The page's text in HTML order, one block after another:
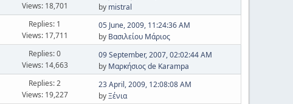
Views: 18,701
by mistral
Replies: 1
Views: 17,711
05 June, 2009, 11:24:36 AM
by Βασιλείου Μάριος
Replies: 0
Views: 14,663
09 September, 2007, 02:02:44 AM
by Μαρκήσιος de Karampa
Replies: 2
Views: 19,227
23 April, 2009, 12:08:08 AM
byΞένια